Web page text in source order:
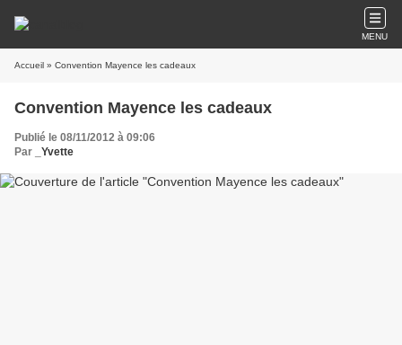
MENU
Accueil » Convention Mayence les cadeaux
Convention Mayence les cadeaux
Publié le 08/11/2012 à 09:06
Par
_Yvette